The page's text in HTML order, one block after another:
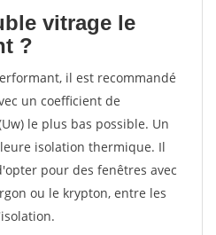
vitrage le
?
il est recommandé
un coefficient de
le plus bas possible. Un
isolation thermique. Il
pour des fenêtres avec
ou le krypton, entre les